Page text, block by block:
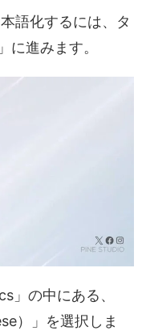
語化するには、タ
進みます。
」の中にある、
）」を選択しま